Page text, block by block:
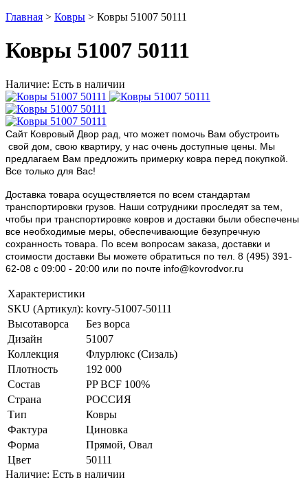
Главная > Ковры > Ковры 51007 50111
Ковры 51007 50111
Наличие: Есть в наличии
Сайт Ковровый Двор рад, что может помочь Вам обустроить
свой дом, свою квартиру, у нас очень доступные цены. Мы
предлагаем Вам предложить примерку ковра перед покупкой.
Все только для Вас!
Доставка товара осуществляется по всем стандартам
транспортировки грузов. Наши сотрудники проследят за тем,
чтобы при транспортировке ковров и доставки были обеспечены
все необходимые меры, обеспечивающие безупречную
сохранность товара. По всем вопросам заказа, доставки и
стоимости доставки Вы можете обратиться по тел. 8 (495) 391-
62-08 c 09:00 - 20:00 или по почте info@kovrodvor.ru
Характеристики
SKU (Артикул): kovry-51007-50111
Высотаворса
Без ворса
Дизайн
51007
Коллекция
Флурлюкс (Сизаль)
Плотность
192 000
Состав
PP BCF 100%
Страна
РОССИЯ
Тип
Ковры
Фактура
Циновка
Форма
Прямой, Овал
Цвет
50111
Наличие: Есть в наличии